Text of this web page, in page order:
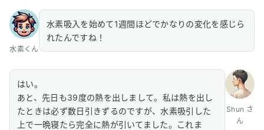
水素くん
水素吸入を始めて1週間ほどでかなりの変化を感じら
れたんですね！
Shun さ
ん
はい。
あと、先日も39度の熱を出しまして。私は熱を出し
たときは必ず数日引きずるのですが、水素吸引した
上で一晩寝たら完全に熱が引いてました。これま